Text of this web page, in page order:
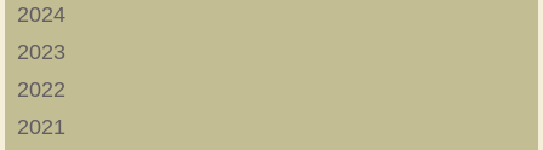
2024
2023
2022
2021